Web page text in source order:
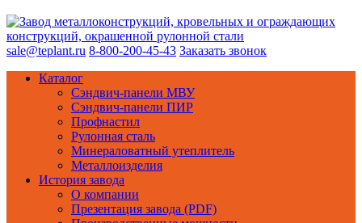
sale@teplant.ru 8-800-200-45-43 Заказать звонок
Каталог
Сэндвич-панели МВУ
Сэндвич-панели ПИР
Профнастил
Рулонная сталь
Минераловатный утеплитель
Металлоизделия
История завода
О компании
Презентация завода (PDF)